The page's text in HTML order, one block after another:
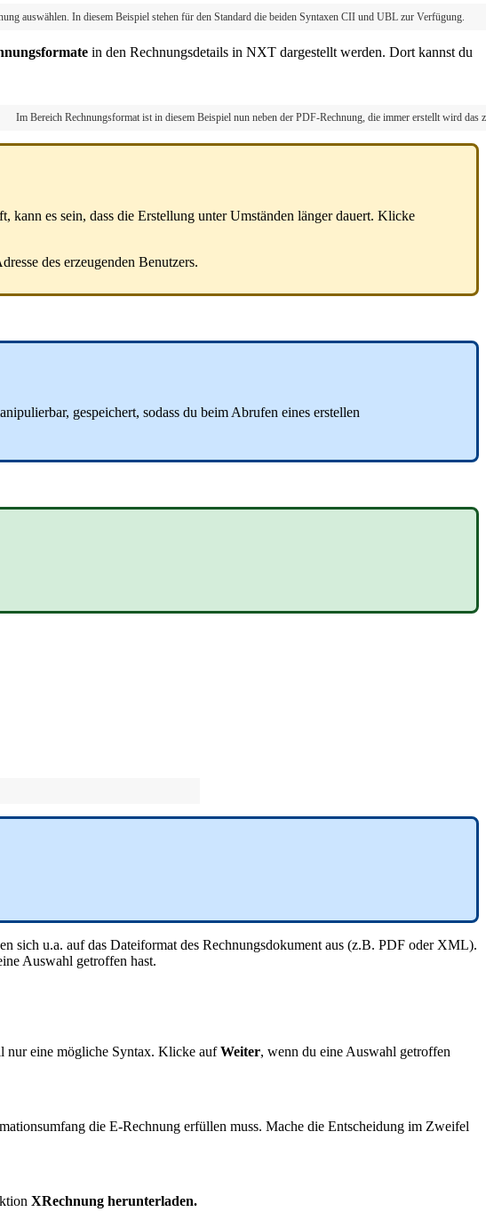
auswählen. In diesem Beispiel stehen für den Standard die beiden Syntaxen CII und UBL zur Verfügung.
in den Rechnungsdetails in NXT dargestellt werden. Dort kannst du
Im Bereich Rechnungsformat ist in diesem Beispiel nun neben der PDF-Rechnung, die immer erstellt wird das
es sein, dass die Erstellung unter Umständen länger dauert. Klicke
des erzeugenden Benutzers.
gespeichert, sodass du beim Abrufen eines erstellen
sich u.a. auf das Dateiformat des Rechnungsdokument aus (z.B. PDF oder XML).
Auswahl getroffen hast.
nur eine mögliche Syntax. Klicke aufWeiter, wenn du eine Auswahl getroffen
die E-Rechnung erfüllen muss. Mache die Entscheidung im Zweifel
XRechnung herunterladen.